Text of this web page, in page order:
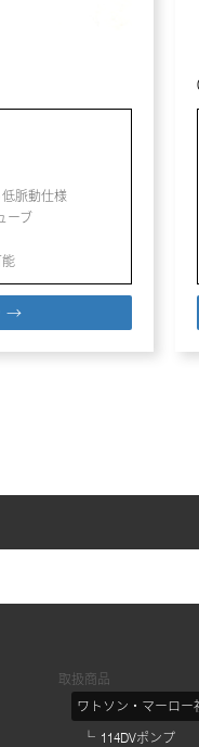
脈動仕様
ーブ
→
取扱商品
ワトソン・マーロー
114DVポンプ